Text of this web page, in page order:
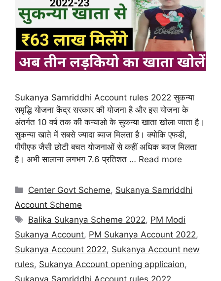
Sukanya Samriddhi Account rules 2022 सुकन्या
समृद्धि योजना केंद्र सरकार की योजना है और इस योजना के
अंतर्गत 10 वर्ष तक की कन्याओ के सुकन्या खाता खोला जाता है।
सुकन्या खाते में सबसे ज्यादा ब्याज मिलता है। क्योकि एफडी,
पीपीएफ जैसी छोटी बचत योजनाओं से कहीं अधिक ब्याज मिलता
है। अभी सालाना लगभग 7.6 प्रतिशत … Read more
Center Govt Scheme, Sukanya Samriddhi
Account Scheme
Balika Sukanya Scheme 2022, PM Modi
Sukanya Account, PM Sukanya Account 2022,
Sukanya Account 2022, Sukanya Account new
rules, Sukanya Account opening applicaion,
Sukanya Samriddhi Account rules 2022,